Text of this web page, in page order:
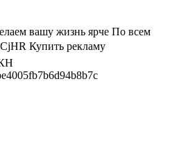
вашу жизнь ярче По всем
Купить рекламу